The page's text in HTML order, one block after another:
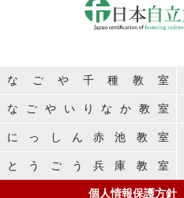
なごや千種教室
なごやいりなか教室
にっしん赤池教室
とうごう兵庫教室
個人情報保護方針